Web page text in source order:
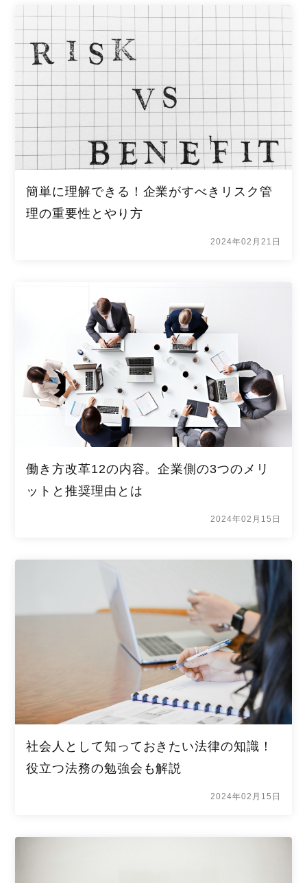
簡単に理解できる！企業がすべきリスク管
理の重要性とやり方
2024年02月21日
働き方改革12の内容。企業側の3つのメリ
ットと推奨理由とは
2024年02月15日
社会人として知っておきたい法律の知識！
役立つ法務の勉強会も解説
2024年02月15日